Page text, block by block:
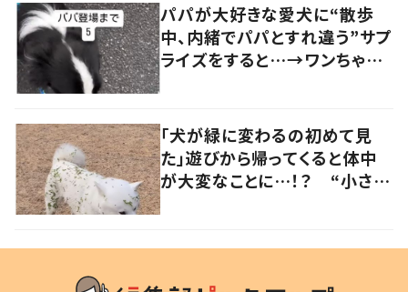
パパが大好きな愛犬に“散歩
中、内緒でパパとすれ違う”サプ
ライズをすると…→ワンちゃん
「犬が緑に変わるの初めて見
た」遊びから帰ってくると体中
が大変なことに…！？ “小さい